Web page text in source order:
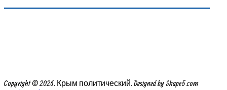
Copyright © 2026. Крым политический. Designed by Shape5.com